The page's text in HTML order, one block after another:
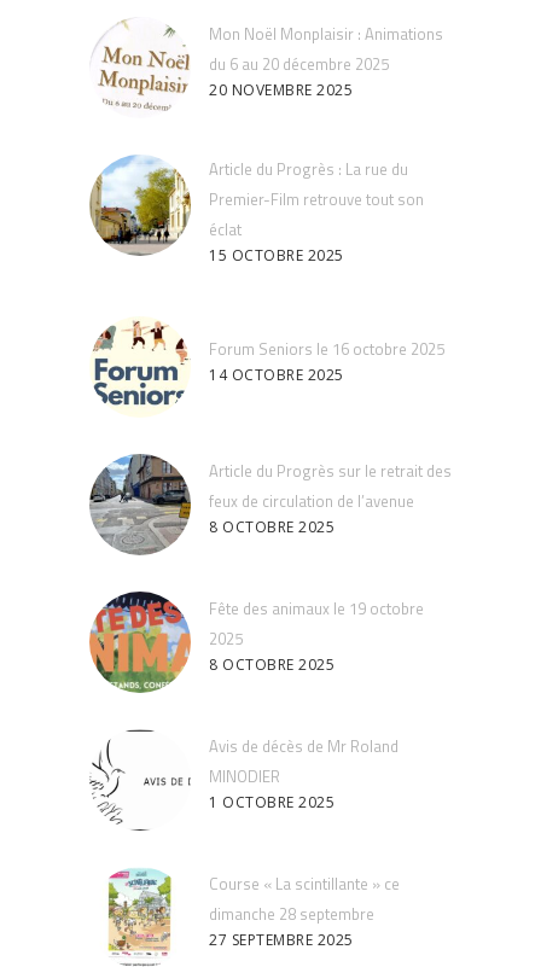
Mon Noël Monplaisir : Animations
du 6 au 20 décembre 2025
20 NOVEMBRE 2025
Article du Progrès : La rue du
Premier-Film retrouve tout son
éclat
15 OCTOBRE 2025
Forum Seniors le 16 octobre 2025
14 OCTOBRE 2025
Article du Progrès sur le retrait des
feux de circulation de l’avenue
8 OCTOBRE 2025
Fête des animaux le 19 octobre
2025
8 OCTOBRE 2025
Avis de décès de Mr Roland
MINODIER
1 OCTOBRE 2025
Course « La scintillante » ce
dimanche 28 septembre
27 SEPTEMBRE 2025